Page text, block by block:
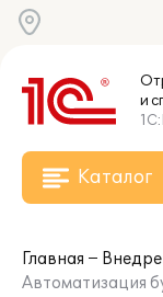
и
Каталог
Главная
Автоматизация